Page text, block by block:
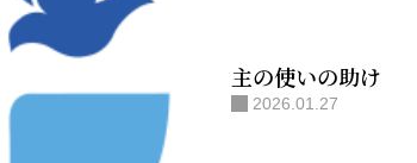
主の使いの助け
2026.01.27